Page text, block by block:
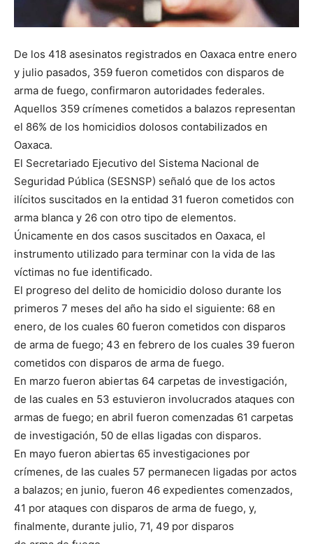
De los 418 asesinatos registrados en Oaxaca entre enero
y julio pasados, 359 fueron cometidos con disparos de
arma de fuego, confirmaron autoridades federales.
Aquellos 359 crímenes cometidos a balazos representan
el 86% de los homicidios dolosos contabilizados en
Oaxaca.
El Secretariado Ejecutivo del Sistema Nacional de
Seguridad Pública (SESNSP) señaló que de los actos
ilícitos suscitados en la entidad 31 fueron cometidos con
arma blanca y 26 con otro tipo de elementos.
Únicamente en dos casos suscitados en Oaxaca, el
instrumento utilizado para terminar con la vida de las
víctimas no fue identificado.
El progreso del delito de homicidio doloso durante los
primeros 7 meses del año ha sido el siguiente: 68 en
enero, de los cuales 60 fueron cometidos con disparos
de arma de fuego; 43 en febrero de los cuales 39 fueron
cometidos con disparos de arma de fuego.
En marzo fueron abiertas 64 carpetas de investigación,
de las cuales en 53 estuvieron involucrados ataques con
armas de fuego; en abril fueron comenzadas 61 carpetas
de investigación, 50 de ellas ligadas con disparos.
En mayo fueron abiertas 65 investigaciones por
crímenes, de las cuales 57 permanecen ligadas por actos
a balazos; en junio, fueron 46 expedientes comenzados,
41 por ataques con disparos de arma de fuego, y,
finalmente, durante julio, 71, 49 por disparos